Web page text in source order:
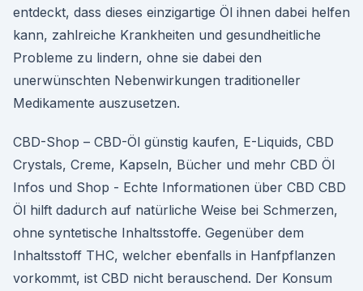
entdeckt, dass dieses einzigartige Öl ihnen dabei helfen
kann, zahlreiche Krankheiten und gesundheitliche
Probleme zu lindern, ohne sie dabei den
unerwünschten Nebenwirkungen traditioneller
Medikamente auszusetzen.
CBD-Shop – CBD-Öl günstig kaufen, E-Liquids, CBD
Crystals, Creme, Kapseln, Bücher und mehr CBD Öl
Infos und Shop - Echte Informationen über CBD CBD
Öl hilft dadurch auf natürliche Weise bei Schmerzen,
ohne syntetische Inhaltsstoffe. Gegenüber dem
Inhaltsstoff THC, welcher ebenfalls in Hanfpflanzen
vorkommt, ist CBD nicht berauschend. Der Konsum